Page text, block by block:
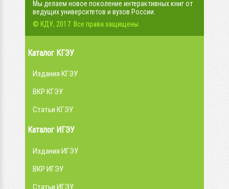
Мы делаем новое поколение интерактивных книг от
ведущих университетов и вузов России.
© КДУ, 2017. Все права защищены.
Каталог КГЭУ
Издания КГЭУ
ВКР КГЭУ
Статьи КГЭУ
Каталог ИГЭУ
Издания ИГЭУ
ВКР ИГЭУ
Статьи ИГЭУ